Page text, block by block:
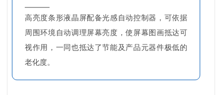
高亮度条形液晶屏配备光感自动控制器，可依据
周围环境自动调理屏幕亮度，使屏幕图画抵达可
视作用，一同也抵达了节能及产品元器件极低的
老化度。